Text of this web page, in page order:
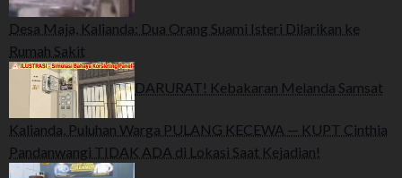
Desa Maja, Kalianda: Dua Orang Suami Isteri Dilarikan ke
Rumah Sakit
DARURAT! Kebakaran Melanda Samsat
Kalianda, Puluhan Warga PULANG KECEWA — KUPT Cinthia
Pandanwangi TIDAK ADA di Lokasi Saat Kejadian!